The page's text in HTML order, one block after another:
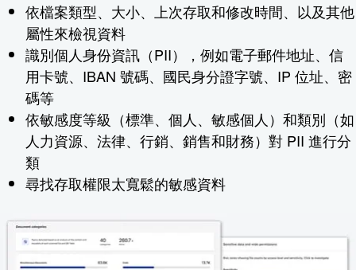
依檔案類型、大小、上次存取和修改時間、以及其他
屬性來檢視資料
識別個人身份資訊（PII），例如電子郵件地址、信
用卡號、IBAN 號碼、國民身分證字號、IP 位址、密
碼等
依敏感度等級（標準、個人、敏感個人）和類別（如
人力資源、法律、行銷、銷售和財務）對 PII 進行分
類
尋找存取權限太寬鬆的敏感資料